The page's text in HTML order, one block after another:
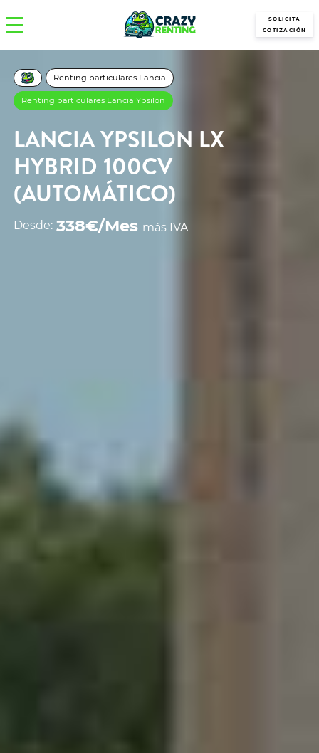
SOLICITA
COTIZACIÓN
Renting particulares Lancia
Renting particulares Lancia Ypsilon
LANCIA YPSILON LX
HYBRID 100CV
(AUTOMÁTICO)
Desde: 338€/Mes más IVA